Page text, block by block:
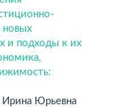
новых
и подходы к их
Юрьевна